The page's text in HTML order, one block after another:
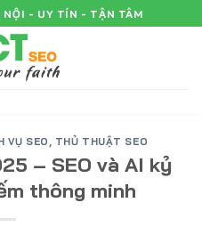
NỘI - UY TÍN - TẬN TÂM
VỤ SEO , THỦ THUẬT SEO
– SEO và AI kỷ
thông minh